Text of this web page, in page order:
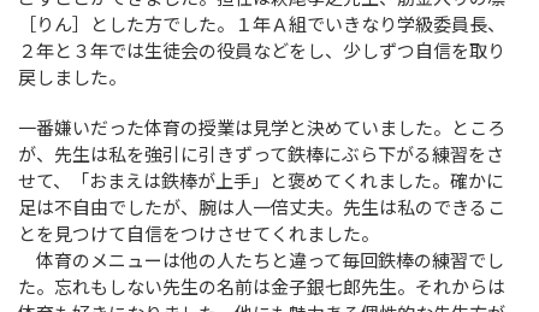
［りん］とした方でした。１年Ａ組でいきなり学級委員長、
２年と３年では生徒会の役員などをし、少しずつ自信を取り
戻しました。
一番嫌いだった体育の授業は見学と決めていました。ところ
が、先生は私を強引に引きずって鉄棒にぶら下がる練習をさ
せて、「おまえは鉄棒が上手」と褒めてくれました。確かに
足は不自由でしたが、腕は人一倍丈夫。先生は私のできるこ
とを見つけて自信をつけさせてくれました。
体育のメニューは他の人たちと違って毎回鉄棒の練習でし
た。忘れもしない先生の名前は金子銀七郎先生。それからは